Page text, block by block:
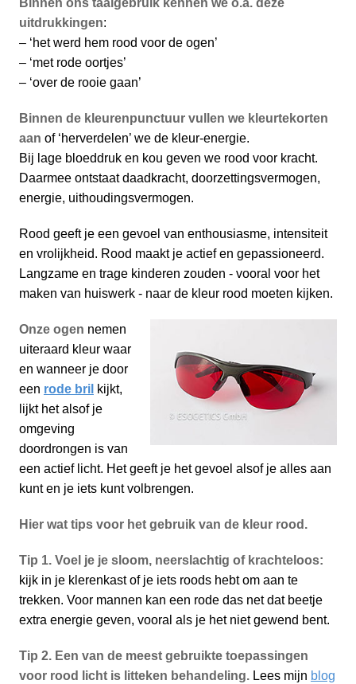
Binnen ons taalgebruik kennen we o.a. deze
uitdrukkingen:
– ‘het werd hem rood voor de ogen’
– ‘met rode oortjes’
– ‘over de rooie gaan’
Binnen de kleurenpunctuur vullen we kleurtekorten
aan of ‘herverdelen’ we de kleur-energie.
Bij lage bloeddruk en kou geven we rood voor kracht.
Daarmee ontstaat daadkracht, doorzettingsvermogen,
energie, uithoudingsvermogen.
Rood geeft je een gevoel van enthousiasme, intensiteit
en vrolijkheid. Rood maakt je actief en gepassioneerd.
Langzame en trage kinderen zouden - vooral voor het
maken van huiswerk - naar de kleur rood moeten kijken.
Onze ogen nemen
uiteraard kleur waar
en wanneer je door
een rode bril kijkt,
lijkt het alsof je
omgeving
doordrongen is van
een actief licht. Het geeft je het gevoel alsof je alles aan
kunt en je iets kunt volbrengen.
Hier wat tips voor het gebruik van de kleur rood.
Tip 1. Voel je je sloom, neerslachtig of krachteloos:
kijk in je klerenkast of je iets roods hebt om aan te
trekken. Voor mannen kan een rode das net dat beetje
extra energie geven, vooral als je het niet gewend bent.
Tip 2. Een van de meest gebruikte toepassingen
voor rood licht is litteken behandeling. Lees mijn blog